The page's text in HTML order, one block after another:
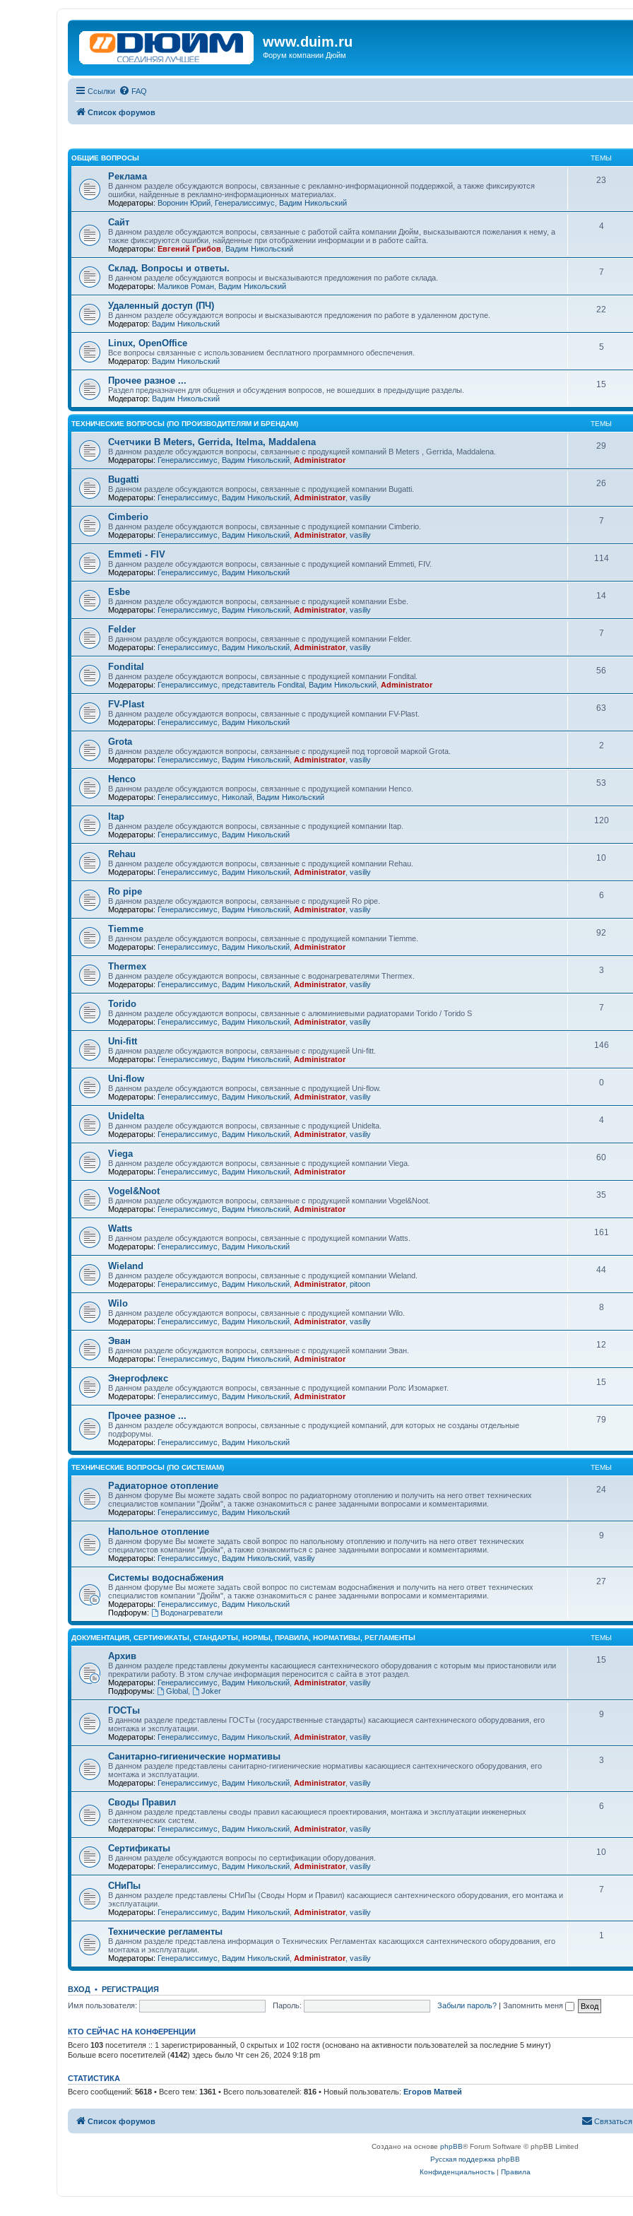
www.duim.ru
Форум компании Дюйм
Ссылки FAQ
Список форумов
ОБЩИЕ ВОПРОСЫ ТЕМЫ
Реклама
В данном разделе обсуждаются вопросы, связанные с рекламно-информационной поддержкой, а также фиксируются
ошибки, найденные в рекламно-информационных материалах.
Модераторы: Воронин Юрий Генералиссимус Вадим Никольский
23
Сайт
В данном разделе обсуждаются вопросы, связанные с работой сайта компании Дюйм, высказываются пожелания к нему, а
также фиксируются ошибки, найденные при отображении информации и в работе сайта.
Модераторы: Евгений Грибов Вадим Никольский
4
Склад. Вопросы и ответы.
В данном разделе обсуждаются вопросы и высказываются предложения по работе склада.
Модераторы: Маликов Роман Вадим Никольский
7
Удаленный доступ (ПЧ)
В данном разделе обсуждаются вопросы и высказываются предложения по работе в удаленном доступе.
Модератор: Вадим Никольский
22
Linux, OpenOffice
Все вопросы связанные с использованием бесплатного программного обеспечения.
Модератор: Вадим Никольский
5
Прочее разное ...
Раздел предназначен для общения и обсуждения вопросов, не вошедших в предыдущие разделы.
Модератор: Вадим Никольский
15
ТЕХНИЧЕСКИЕ ВОПРОСЫ (ПО ПРОИЗВОДИТЕЛЯМ И БРЕНДАМ) ТЕМЫ
Счетчики B Meters, Gerrida, Itelma, Maddalena
В данном разделе обсуждаются вопросы, связанные с продукцией компаний B Meters , Gerrida, Maddalena.
Модераторы: Генералиссимус Вадим Никольский Administrator
29
Bugatti
В данном разделе обсуждаются вопросы, связанные с продукцией компании Bugatti.
Модераторы: Генералиссимус Вадим Никольский Administrator, vasiliy
26
Cimberio
В данном разделе обсуждаются вопросы, связанные с продукцией компании Cimberio.
Модераторы: Генералиссимус Вадим Никольский Administrator, vasiliy
7
Emmeti - FIV
В данном разделе обсуждаются вопросы, связанные с продукцией компаний Emmeti, FIV.
Модераторы: Генералиссимус Вадим Никольский
114
Esbe
В данном разделе обсуждаются вопросы, связанные с продукцией компании Esbe.
Модераторы: Генералиссимус Вадим Никольский Administrator, vasiliy
14
Felder
В данном разделе обсуждаются вопросы, связанные с продукцией компании Felder.
Модераторы: Генералиссимус Вадим Никольский Administrator, vasiliy
7
Fondital
В данном разделе обсуждаются вопросы, связанные с продукцией компании Fondital.
Модераторы: Генералиссимус представитель Fondital Вадим Никольский Administrator
56
FV-Plast
В данном разделе обсуждаются вопросы, связанные с продукцией компании FV-Plast.
Модераторы: Генералиссимус Вадим Никольский
63
Grota
В данном разделе обсуждаются вопросы, связанные с продукцией под торговой маркой Grota.
Модераторы: Генералиссимус Вадим Никольский Administrator, vasiliy
2
Henco
В данном разделе обсуждаются вопросы, связанные с продукцией компании Henco.
Модераторы: Генералиссимус Николай Вадим Никольский
53
Itap
В данном разделе обсуждаются вопросы, связанные с продукцией компании Itap.
Модераторы: Генералиссимус Вадим Никольский
120
Rehau
В данном разделе обсуждаются вопросы, связанные с продукцией компании Rehau.
Модераторы: Генералиссимус Вадим Никольский Administrator, vasiliy
10
Ro pipe
В данном разделе обсуждаются вопросы, связанные с продукцией Ro pipe.
Модераторы: Генералиссимус Вадим Никольский Administrator, vasiliy
6
Tiemme
В данном разделе обсуждаются вопросы, связанные с продукцией компании Tiemme.
Модераторы: Генералиссимус Вадим Никольский Administrator
92
Thermex
В данном разделе обсуждаются вопросы, связанные с водонагревателями Thermex.
Модераторы: Генералиссимус Вадим Никольский Administrator, vasiliy
3
Torido
В данном разделе обсуждаются вопросы, связанные с алюминиевыми радиаторами Torido / Torido S
Модераторы: Генералиссимус Вадим Никольский Administrator, vasiliy
7
Uni-fitt
В данном разделе обсуждаются вопросы, связанные с продукцией Uni-fitt.
Модераторы: Генералиссимус Вадим Никольский Administrator
146
Uni-flow
В данном разделе обсуждаются вопросы, связанные с продукцией Uni-flow.
Модераторы: Генералиссимус Вадим Никольский Administrator, vasiliy
0
Unidelta
В данном разделе обсуждаются вопросы, связанные с продукцией Unidelta.
Модераторы: Генералиссимус Вадим Никольский Administrator, vasiliy
4
Viega
В данном разделе обсуждаются вопросы, связанные с продукцией компании Viega.
Модераторы: Генералиссимус Вадим Никольский Administrator
60
Vogel&Noot
В данном разделе обсуждаются вопросы, связанные с продукцией компании Vogel&Noot.
Модераторы: Генералиссимус Вадим Никольский Administrator
35
Watts
В данном разделе обсуждаются вопросы, связанные с продукцией компании Watts.
Модераторы: Генералиссимус Вадим Никольский
161
Wieland
В данном разделе обсуждаются вопросы, связанные с продукцией компании Wieland.
Модераторы: Генералиссимус Вадим Никольский Administrator, pitoon
44
Wilo
В данном разделе обсуждаются вопросы, связанные с продукцией компании Wilo.
Модераторы: Генералиссимус Вадим Никольский Administrator, vasiliy
8
Эван
В данном разделе обсуждаются вопросы, связанные с продукцией компании Эван.
Модераторы: Генералиссимус Вадим Никольский Administrator
12
Энергофлекс
В данном разделе обсуждаются вопросы, связанные с продукцией компании Ролс Изомаркет.
Модераторы: Генералиссимус Вадим Никольский Administrator
15
Прочее разное ...
В данном разделе обсуждаются вопросы, связанные с продукцией компаний, для которых не созданы отдельные
подфорумы.
Модераторы: Генералиссимус Вадим Никольский
79
ТЕХНИЧЕСКИЕ ВОПРОСЫ (ПО СИСТЕМАМ) ТЕМЫ
Радиаторное отопление
В данном форуме Вы можете задать свой вопрос по радиаторному отоплению и получить на него ответ технических
специалистов компании "Дюйм", а также ознакомиться с ранее заданными вопросами и комментариями.
Модераторы: Генералиссимус Вадим Никольский
24
Напольное отопление
В данном форуме Вы можете задать свой вопрос по напольному отоплению и получить на него ответ технических
специалистов компании "Дюйм", а также ознакомиться с ранее заданными вопросами и комментариями.
Модераторы: Генералиссимус Вадим Никольский vasiliy
9
Системы водоснабжения
В данном форуме Вы можете задать свой вопрос по системам водоснабжения и получить на него ответ технических
специалистов компании "Дюйм", а также ознакомиться с ранее заданными вопросами и комментариями.
Модераторы: Генералиссимус
Вадим Никольский
Подфорум:
Водонагреватели
27
ДОКУМЕНТАЦИЯ, СЕРТИФИКАТЫ, СТАНДАРТЫ, НОРМЫ, ПРАВИЛА, НОРМАТИВЫ, РЕГЛАМЕНТЫ ТЕМЫ
Архив
В данном разделе представлены документы касающиеся сантехнического оборудования с которым мы приостановили или
прекратили работу. В этом случае информация переносится с сайта в этот раздел.
Модераторы: Генералиссимус Вадим Никольский Administrator, vasiliy
Подфорумы:
Global, Joker
15
ГОСТы
В данном разделе представлены ГОСТы (государственные стандарты) касающиеся сантехнического оборудования, его
монтажа и эксплуатации.
Модераторы: Генералиссимус Вадим Никольский Administrator, vasiliy
9
Санитарно-гигиенические нормативы
В данном разделе представлены санитарно-гигиенические нормативы касающиеся сантехнического оборудования, его
монтажа и эксплуатации.
Модераторы: Генералиссимус Вадим Никольский Administrator, vasiliy
3
Своды Правил
В данном разделе представлены своды правил касающиеся проектирования, монтажа и эксплуатации инженерных
сантехнических систем.
Модераторы: Генералиссимус Вадим Никольский Administrator, vasiliy
6
Сертификаты
В данном разделе обсуждаются вопросы по сертификации оборудования.
Модераторы: Генералиссимус Вадим Никольский Administrator, vasiliy
10
СНиПы
В данном разделе представлены СНиПы (Своды Норм и Правил) касающиеся сантехнического оборудования, его монтажа и
эксплуатации.
Модераторы: Генералиссимус Вадим Никольский Administrator, vasiliy
7
Технические регламенты
В данном разделе представлена информация о Технических Регламентах касающихся сантехнического оборудования, его
монтажа и эксплуатации.
Модераторы: Генералиссимус Вадим Никольский Administrator, vasiliy
1
ВХОД • РЕГИСТРАЦИЯ
Имя пользователя:
Пароль: Забыли пароль? | Запомнить меня
КТО СЕЙЧАС НА КОНФЕРЕНЦИИ
Всего 103 посетителя :: 1 зарегистрированный, 0 скрытых и 102 гостя (основано на активности пользователей за последние 5 минут)
Больше всего посетителей (4142) здесь было Чт сен 26, 2024 9:18 pm
СТАТИСТИКА
Всего сообщений: 5618 • Всего тем: 1361 • Всего пользователей: 816 • Новый пользователь: Егоров Матвей
Список форумов
Создано на основе phpBB® Forum Software © phpBB Limited
Русская поддержка phpBB
Конфиденциальность| Правила